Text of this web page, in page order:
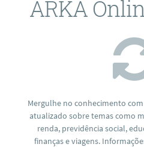
ARKA
Mergulhe no conhecimento
atualizado sobre temas como
renda, previdência social,
finanças e viagens.